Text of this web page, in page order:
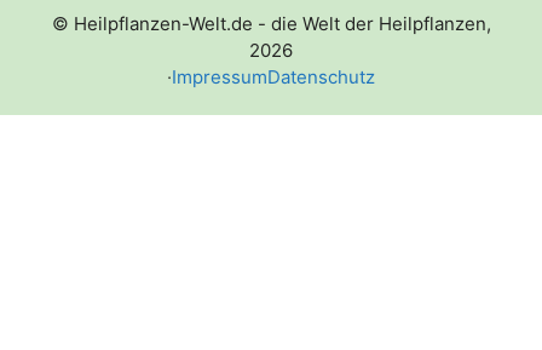
© Heilpflanzen-Welt.de - die Welt der Heilpflanzen,
2026
·ImpressumDatenschutz